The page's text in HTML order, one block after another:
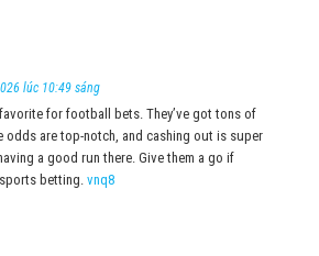
lúc 10:49 sáng
for football bets. They’ve got tons of
odds are top-notch, and cashing out is super
a good run there. Give them a go if
betting. vnq8